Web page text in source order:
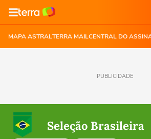
MAPA ASTRALTERRA MAILCENTRAL DO
PUBLICIDADE
Seleção Brasileira